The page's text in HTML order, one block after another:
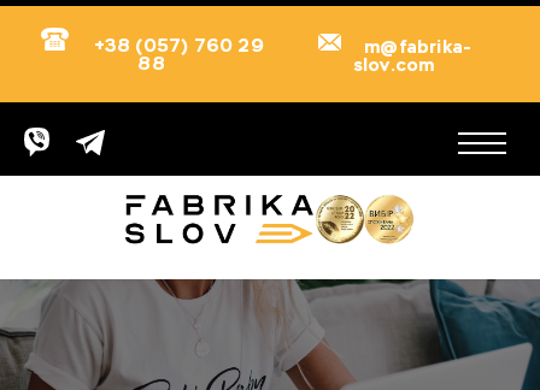
+38 (057) 760 29
88
m@fabrika-
slov.com